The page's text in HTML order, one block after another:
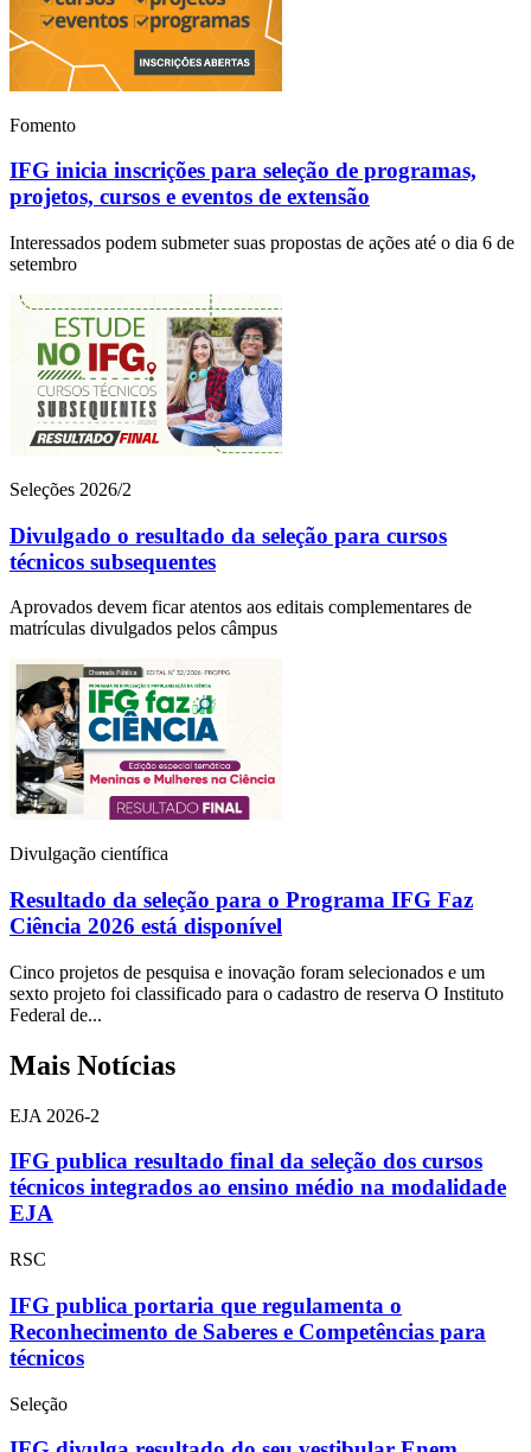
Fomento
IFG inicia inscrições para seleção de programas,
projetos, cursos e eventos de extensão
Interessados podem submeter suas propostas de ações até o dia 6 de
setembro
Seleções 2026/2
Divulgado o resultado da seleção para cursos
técnicos subsequentes
Aprovados devem ficar atentos aos editais complementares de
matrículas divulgados pelos câmpus
Divulgação científica
Resultado da seleção para o Programa IFG Faz
Ciência 2026 está disponível
Cinco projetos de pesquisa e inovação foram selecionados e um
sexto projeto foi classificado para o cadastro de reserva O Instituto
Federal de...
Mais Notícias
EJA 2026-2
IFG publica resultado final da seleção dos cursos
técnicos integrados ao ensino médio na modalidade
EJA
RSC
IFG publica portaria que regulamenta o
Reconhecimento de Saberes e Competências para
técnicos
Seleção